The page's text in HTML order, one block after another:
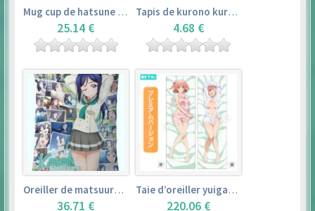
Mug cup de hatsune miku & super sonico – vocaloid
25.14 €
Tapis de kurono kurumu – rosario + vampire
4.68 €
Oreiller de matsuura kanan (35cm×53cm) – love live! sunshine!!
36.71 €
Taie d’oreiller yuigahama yui (50cm×150cm) – yahari ore no seishun love comedy wa machigatteiru. zoku
220.06 €